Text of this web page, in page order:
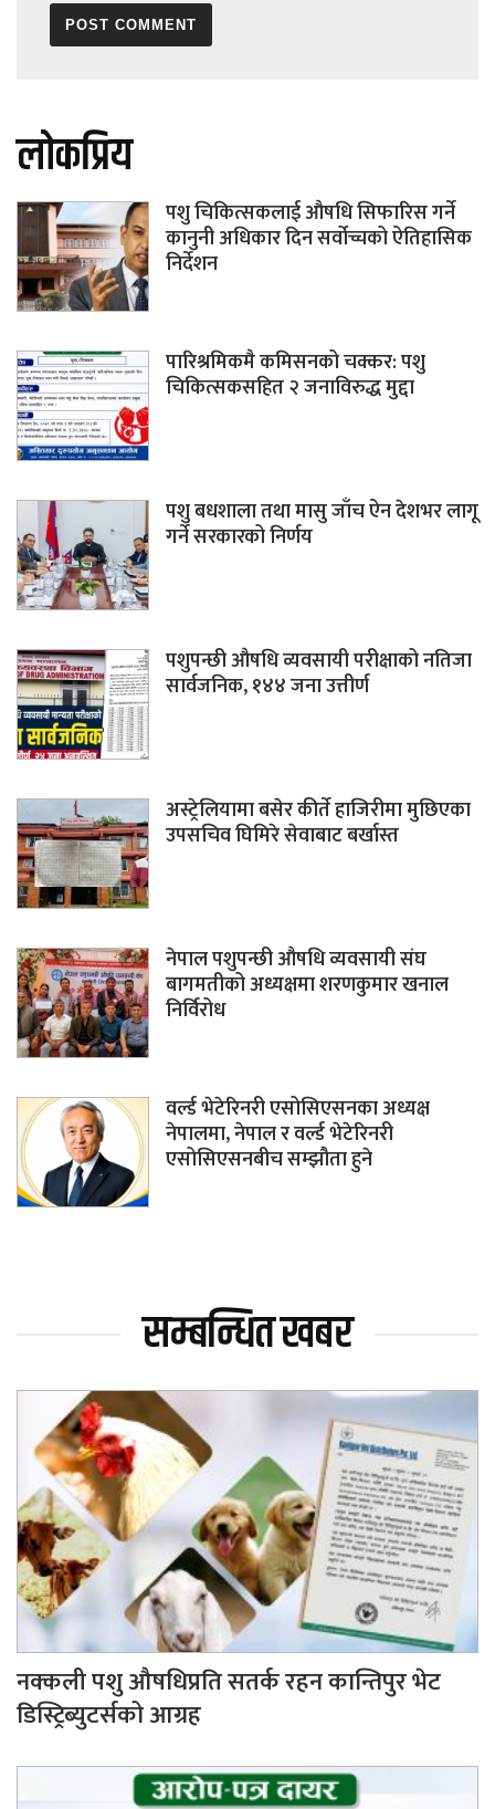
लोकप्रिय
पशु चिकित्सकलाई औषधि सिफारिस गर्ने
कानुनी अधिकार दिन सर्वोच्चको ऐतिहासिक
निर्देशन
पारिश्रमिकमै कमिसनको चक्कर: पशु
चिकित्सकसहित २ जनाविरुद्ध मुद्दा
पशु बधशाला तथा मासु जाँच ऐन देशभर लागू
गर्ने सरकारको निर्णय
पशुपन्छी औषधि व्यवसायी परीक्षाको नतिजा
सार्वजनिक, १४४ जना उत्तीर्ण
अस्ट्रेलियामा बसेर कीर्ते हाजिरीमा मुछिएका
उपसचिव घिमिरे सेवाबाट बर्खास्त
नेपाल पशुपन्छी औषधि व्यवसायी संघ
बागमतीको अध्यक्षमा शरणकुमार खनाल
निर्विरोध
वर्ल्ड भेटेरिनरी एसोसिएसनका अध्यक्ष
नेपालमा, नेपाल र वर्ल्ड भेटेरिनरी
एसोसिएसनबीच सम्झौता हुने
सम्बन्धित खबर
नक्कली पशु औषधिप्रति सतर्क रहन कान्तिपुर भेट
डिस्ट्रिब्युटर्सको आग्रह